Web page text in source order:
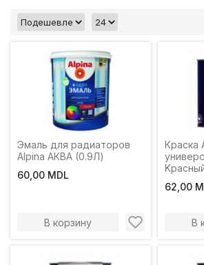
Эмаль для радиаторов
Alpina АКВА (0.9Л)
60,00 MDL
В корзину
Краска
62,00
В